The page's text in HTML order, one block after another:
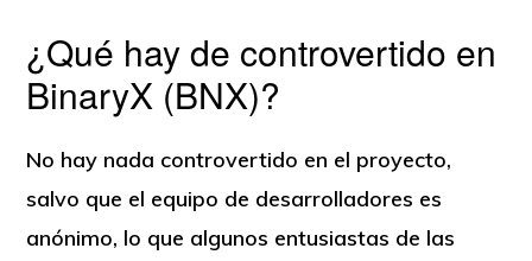
¿Qué hay de controvertido en
BinaryX (BNX)?
No hay nada controvertido en el proyecto,
salvo que el equipo de desarrolladores es
anónimo, lo que algunos entusiastas de las